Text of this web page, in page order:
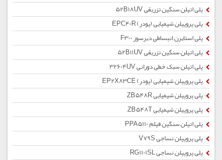
پلی اتیلن سنگین تزریقی 52B18UV
پلی پروپیلن شیمیایی (پودر) EPC40R
پلی استایرن انبساطی دیرسوز F300
پلی اتیلن سنگین تزریقی 52B11UV
پلی اتیلن سبک خطی دورانی 32604UV
پلی پروپیلن شیمیایی (پودر) EP2X83CE
پلی پروپیلن شیمیایی ZB548R
پلی پروپیلن شیمیایی ZB548T
پلی اتیلن سنگین فیلم PPA5110
پلی پروپیلن نساجی V79S
پلی پروپیلن نساجی RG1101SL